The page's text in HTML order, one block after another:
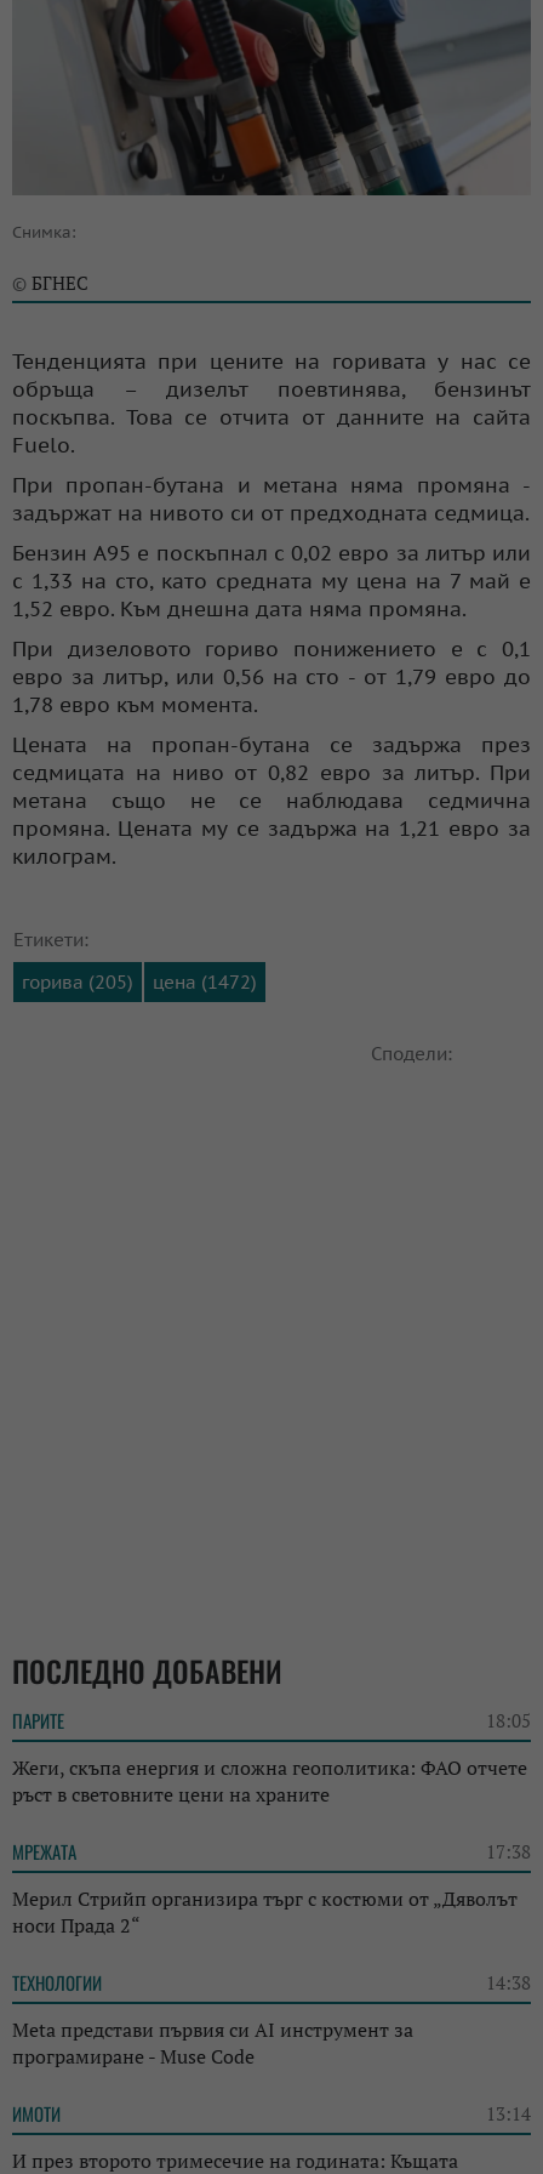
Снимка:
© БГНЕС
Тенденцията при цените на горивата у нас се
обръща – дизелът поевтинява, бензинът
поскъпва. Това се отчита от данните на сайта
Fuelo.
При пропан-бутана и метана няма промяна -
задържат на нивото си от предходната седмица.
Бензин А95 е поскъпнал с 0,02 евро за литър или
с 1,33 на сто, като средната му цена на 7 май е
1,52 евро. Към днешна дата няма промяна.
При дизеловото гориво понижението е с 0,1
евро за литър, или 0,56 на сто - от 1,79 евро до
1,78 евро към момента.
Цената на пропан-бутана се задържа през
седмицата на ниво от 0,82 евро за литър. При
метана също не се наблюдава седмична
промяна. Цената му се задържа на 1,21 евро за
килограм.
Етикети:
горива (205)
цена (1472)
Сподели:
ПОСЛЕДНО ДОБАВЕНИ
ПАРИТЕ 18:05
Жеги, скъпа енергия и сложна геополитика: ФАО отчете
ръст в световните цени на храните
МРЕЖАТА 17:38
Мерил Стрийп организира търг с костюми от „Дяволът
носи Прада 2“
ТЕХНОЛОГИИ 14:38
Meta представи първия си AI инструмент за
програмиране - Muse Code
ИМОТИ 13:14
И през второто тримесечие на годината: Къщата